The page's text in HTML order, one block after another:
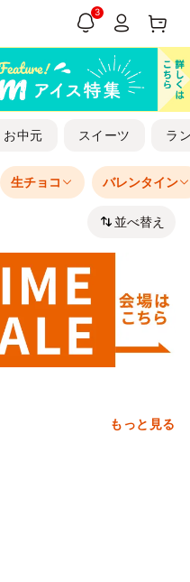
3
お中元 スイーツ ラ
生チョコ バレンタイン
並べ替え
もっと見る